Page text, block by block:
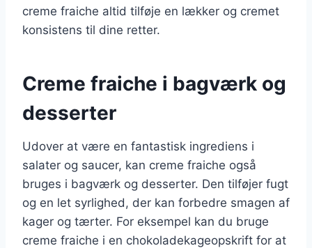
creme fraiche altid tilføje en lækker og cremet
konsistens til dine retter.
Creme fraiche i bagværk og
desserter
Udover at være en fantastisk ingrediens i
salater og saucer, kan creme fraiche også
bruges i bagværk og desserter. Den tilføjer fugt
og en let syrlighed, der kan forbedre smagen af
kager og tærter. For eksempel kan du bruge
creme fraiche i en chokoladekageopskrift for at